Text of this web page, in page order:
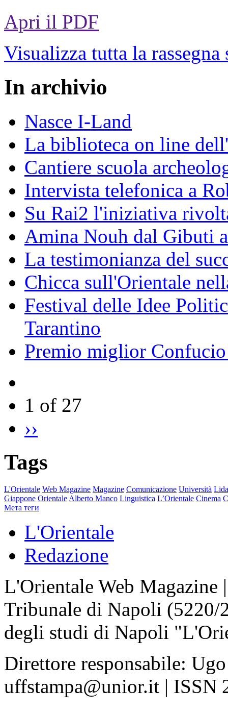
Apri il PDF
Visualizza tutta la rassegna
In archivio
Nasce I-Land
La biblioteca on line
Cantiere scuola
Intervista telefonica a
Su Rai2 l'iniziativa
Amina Nouh dal Gibuti
La testimonianza del
Chicca sull'Orientale
Festival delle Idee
Tarantino
Premio miglior
1 of 27
››
Tags
L'Orientale Web Magazine Magazine Comunicazione Università
Giappone Orientale Alberto Manco Linguistica L’Orientale Cinema
Мета теги
L'Orientale
Redazione
L'Orientale Web Magazine
Tribunale di Napoli
degli studi di Napoli
Direttore responsabile:
uffstampa@unior.it | ISSN